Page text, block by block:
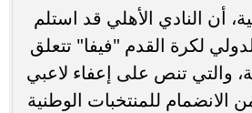
أن النادي الأهلي قد استلم
لكرة القدم "فيفا" تتعلق
والتي تنص على إعفاء لاعبي
الانضمام للمنتخبات الوطنية